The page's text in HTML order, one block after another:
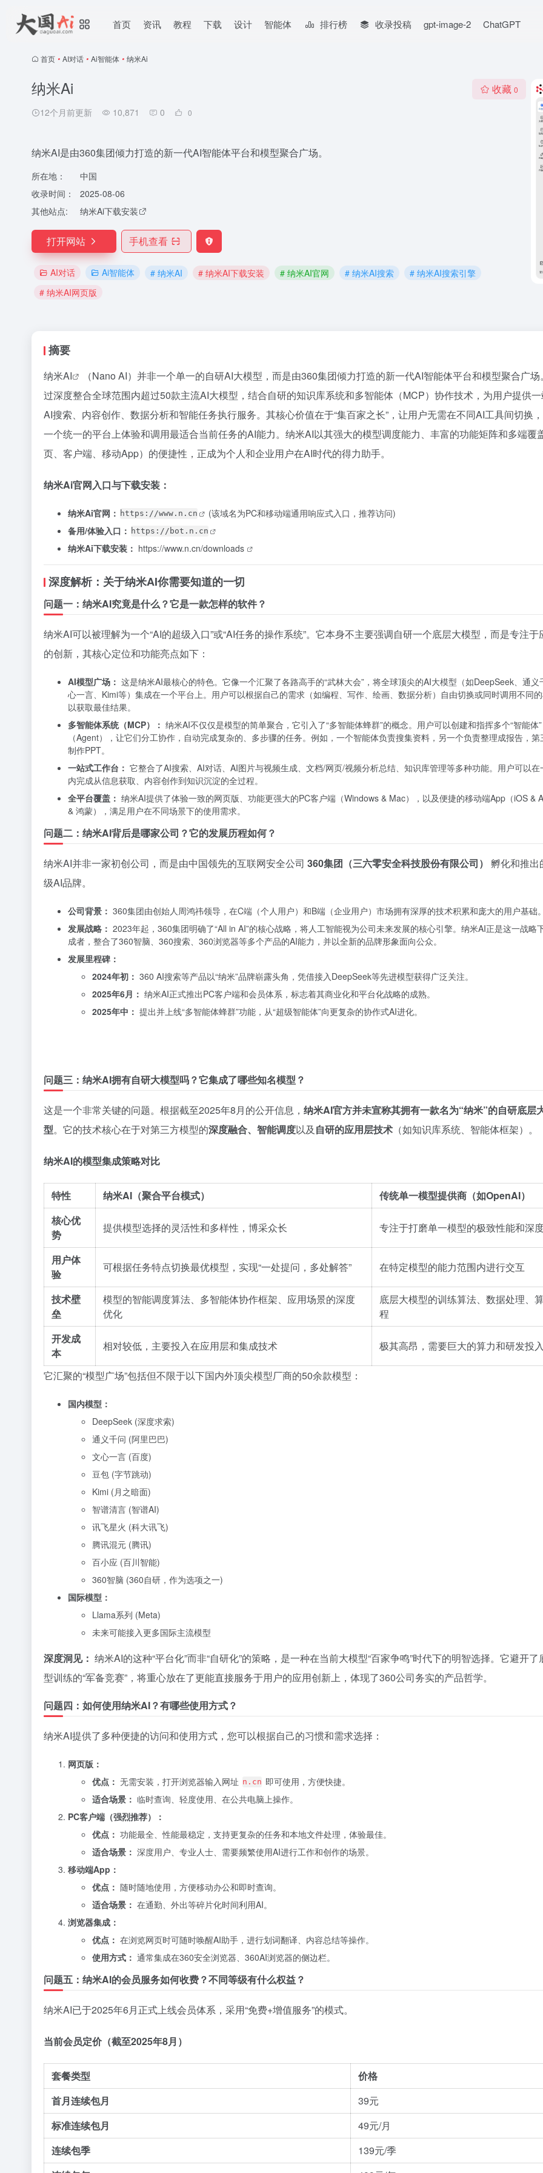
首页 资讯 教程 下载 设计 智能体 排行榜 收录投稿 gpt-image-2 ChatGPT
首页 • AI对话 • Ai智能体 • 纳米Ai
纳米Ai
12个月前更新 10,871 0 0
收藏 0
纳米AI是由360集团倾力打造的新一代AI智能体平台和模型聚合广场。
所在地：
中国
收录时间：
2025-08-06
其他站点:
纳米Ai下载安装
打开网站 手机查看
AI对话 Ai智能体 # 纳米AI # 纳米AI下载安装 # 纳米AI官网 # 纳米AI搜索
# 纳米AI搜索引擎
# 纳米AI网页版
摘要
纳米AI
（Nano AI）并非一个单一的自研AI大模型，而是由360集团倾力打造的新一代AI智能体平台和模型聚合广
过深度整合全球范围内超过50款主流AI大模型，结合自研的知识库系统和多智能体（MCP）协作技术，为用户提供
AI搜索、内容创作、数据分析和智能任务执行服务。其核心价值在于“集百家之长”，让用户无需在不同AI工具间切换
一个统一的平台上体验和调用最适合当前任务的AI能力。纳米AI以其强大的模型调度能力、丰富的功能矩阵和多端覆
页、客户端、移动App）的便捷性，正成为个人和企业用户在AI时代的得力助手。
纳米Ai官网入口与下载安装：
纳米Ai官网： https://www.n.cn
(该域名为PC和移动端通用响应式入口，推荐访问)
备用/体验入口： https://bot.n.cn
纳米Ai下载安装： https://www.n.cn/downloads
深度解析：关于纳米AI你需要知道的一切
问题一：纳米AI究竟是什么？它是一款怎样的软件？
纳米AI可以被理解为一个“AI的超级入口”或“AI任务的操作系统”。它本身不主要强调自研一个底层大模型，而是专注于
的创新，其核心定位和功能亮点如下：
AI模型广场： 这是纳米AI最核心的特色。它像一个汇聚了各路高手的“武林大会”，将全球顶尖的AI大模型（如DeepSeek、通义
心一言、Kimi等）集成在一个平台上。用户可以根据自己的需求（如编程、写作、绘画、数据分析）自由切换或同时调用不同
以获取最佳结果。
多智能体系统（MCP）： 纳米AI不仅仅是模型的简单聚合，它引入了“多智能体蜂群”的概念。用户可以创建和指挥多个“智能体”
（Agent），让它们分工协作，自动完成复杂的、多步骤的任务。例如，一个智能体负责搜集资料，另一个负责整理成报告，第
制作PPT。
一站式工作台： 它整合了AI搜索、AI对话、AI图片与视频生成、文档/网页/视频分析总结、知识库管理等多种功能。用户可以在
内完成从信息获取、内容创作到知识沉淀的全过程。
全平台覆盖： 纳米AI提供了体验一致的网页版、功能更强大的PC客户端（Windows & Mac），以及便捷的移动端App（iOS &
& 鸿蒙），满足用户在不同场景下的使用需求。
问题二：纳米AI背后是哪家公司？它的发展历程如何？
纳米AI并非一家初创公司，而是由中国领先的互联网安全公司 360集团（三六零安全科技股份有限公司）
孵化和推出
级AI品牌。
公司背景： 360集团由创始人周鸿祎领导，在C端（个人用户）和B端（企业用户）市场拥有深厚的技术积累和庞大的用户基础
发展战略： 2023年起，360集团明确了“All in AI”的核心战略，将人工智能视为公司未来发展的核心引擎。纳米AI正是这一战略
成者，整合了360智脑、360搜索、360浏览器等多个产品的AI能力，并以全新的品牌形象面向公众。
发展里程碑：
2024年初： 360 AI搜索等产品以“纳米”品牌崭露头角，凭借接入DeepSeek等先进模型获得广泛关注。
2025年6月： 纳米AI正式推出PC客户端和会员体系，标志着其商业化和平台化战略的成熟。
2025年中： 提出并上线“多智能体蜂群”功能，从“超级智能体”向更复杂的协作式AI进化。
问题三：纳米AI拥有自研大模型吗？它集成了哪些知名模型？
这是一个非常关键的问题。根据截至2025年8月的公开信息， 纳米AI官方并未宣称其拥有一款名为“纳米”的自研底层
型。它的技术核心在于对第三方模型的深度融合、智能调度以及 自研的应用层技术 （如知识库系统、智能体框架）。
纳米AI的模型集成策略对比
特性 纳米AI（聚合平台模式）
传统单一模型提供商（如OpenAI）
核心优
势
提供模型选择的灵活性和多样性，博采众长 专注于打磨单一模型的极致性能和深
用户体
验
可根据任务特点切换最优模型，实现“一处提问，多处解答” 在特定模型的能力范围内进行交互
技术壁
垒
模型的智能调度算法、多智能体协作框架、应用场景的深度
优化
底层大模型的训练算法、数据处理、
程
开发成
本
相对较低，主要投入在应用层和集成技术 极其高昂，需要巨大的算力和研发投
它汇聚的“模型广场”包括但不限于以下国内外顶尖模型厂商的50余款模型：
国内模型：
DeepSeek (深度求索)
通义千问 (阿里巴巴)
文心一言 (百度)
豆包 (字节跳动)
Kimi (月之暗面)
智谱清言 (智谱AI)
讯飞星火 (科大讯飞)
腾讯混元 (腾讯)
百小应 (百川智能)
360智脑 (360自研，作为选项之一)
国际模型：
Llama系列 (Meta)
未来可能接入更多国际主流模型
深度洞见： 纳米AI的这种“平台化”而非“自研化”的策略，是一种在当前大模型“百家争鸣”时代下的明智选择。它避开了
型训练的“军备竞赛”，将重心放在了更能直接服务于用户的应用创新上，体现了360公司务实的产品哲学。
问题四：如何使用纳米AI？有哪些使用方式？
纳米AI提供了多种便捷的访问和使用方式，您可以根据自己的习惯和需求选择：
网页版：
优点： 无需安装，打开浏览器输入网址 n.cn 即可使用，方便快捷。
适合场景： 临时查询、轻度使用、在公共电脑上操作。
PC客户端（强烈推荐）：
优点： 功能最全、性能最稳定，支持更复杂的任务和本地文件处理，体验最佳。
适合场景： 深度用户、专业人士、需要频繁使用AI进行工作和创作的场景。
移动端App：
优点： 随时随地使用，方便移动办公和即时查询。
适合场景： 在通勤、外出等碎片化时间利用AI。
浏览器集成：
优点： 在浏览网页时可随时唤醒AI助手，进行划词翻译、内容总结等操作。
使用方式： 通常集成在360安全浏览器、360AI浏览器的侧边栏。
问题五：纳米AI的会员服务如何收费？不同等级有什么权益？
纳米AI已于2025年6月正式上线会员体系，采用“免费+增值服务”的模式。
当前会员定价（截至2025年8月）
套餐类型
价格
首月连续包月
39元
标准连续包月
49元/月
连续包季
139元/季